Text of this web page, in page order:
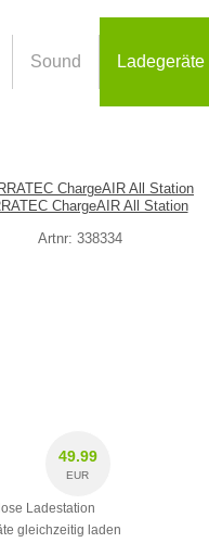
Sound Ladegeräte
ChargeAIR All Station
Artnr: 338334
49.99
EUR
Ladestation
gleichzeitig laden